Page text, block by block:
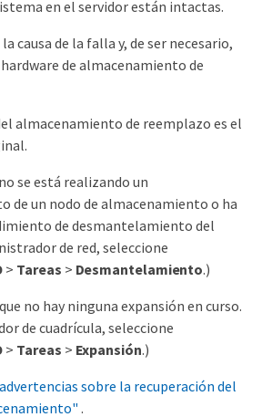
en el servidor están intactas.
causa de la falla y, de ser necesario,
de almacenamiento de
almacenamiento de reemplazo es el
se está realizando un
de un nodo de almacenamiento o ha
de desmantelamiento del
de red, seleccione
> Tareas > Desmantelamiento.)
no hay ninguna expansión en curso.
de cuadrícula, seleccione
> Tareas > Expansión.)
sobre la recuperación del
.